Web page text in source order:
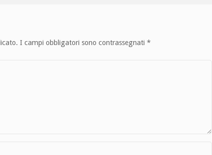
I campi obbligatori sono contrassegnati*